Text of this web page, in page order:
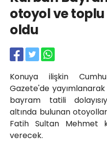
otoyol ve toplu
oldu
Konuya ilişkin
Gazete'de
bayram tatili
altında bulunan
Fatih Sultan Mehmet
verecek.